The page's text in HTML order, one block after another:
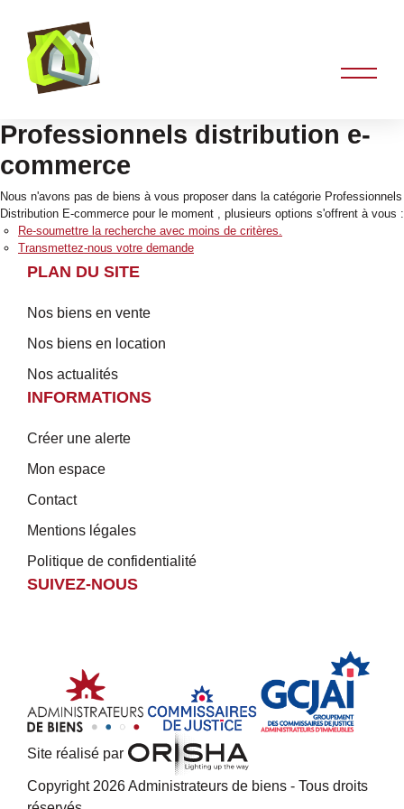
Professionnels distribution e-
commerce
Nous n'avons pas de biens à vous proposer dans la catégorie Professionnels
Distribution E-commerce pour le moment , plusieurs options s'offrent à vous :
Re-soumettre la recherche avec moins de critères.
Transmettez-nous votre demande
PLAN DU SITE
Nos biens en vente
Nos biens en location
Nos actualités
INFORMATIONS
Créer une alerte
Mon espace
Contact
Mentions légales
Politique de confidentialité
SUIVEZ-NOUS
Site réalisé par
Copyright 2026 Administrateurs de biens - Tous droits